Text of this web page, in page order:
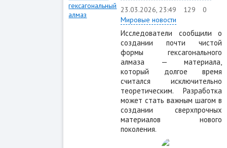
23.03.2026, 23:49 129
0
Мировые новости
Исследователи сообщили о
создании почти чистой
формы гексагонального
алмаза — материала,
который долгое время
считался исключительно
теоретическим. Разработка
может стать важным шагом в
создании сверхпрочных
материалов нового
поколения.